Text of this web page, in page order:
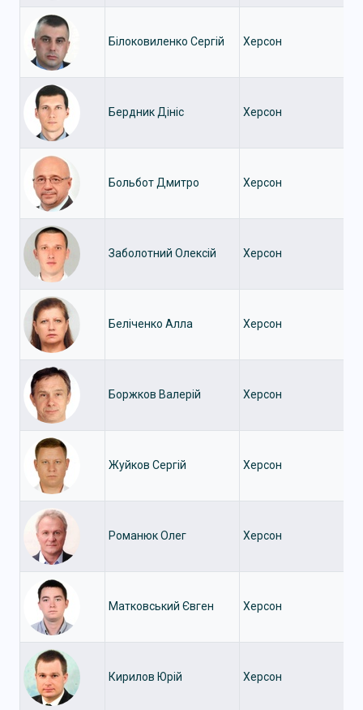
Білоковиленко Сергій Херсон
Бердник Дініс Херсон
Больбот Дмитро Херсон
Заболотний Олексій Херсон
Беліченко Алла Херсон
Боржков Валерій Херсон
Жуйков Сергій Херсон
Романюк Олег Херсон
Матковський Євген Херсон
Кирилов Юрій Херсон